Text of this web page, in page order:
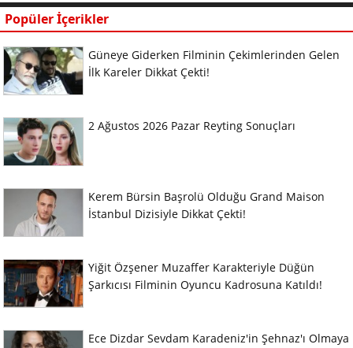
Popüler İçerikler
Güneye Giderken Filminin Çekimlerinden Gelen
İlk Kareler Dikkat Çekti!
2 Ağustos 2026 Pazar Reyting Sonuçları
Kerem Bürsin Başrolü Olduğu Grand Maison
İstanbul Dizisiyle Dikkat Çekti!
Yiğit Özşener Muzaffer Karakteriyle Düğün
Şarkıcısı Filminin Oyuncu Kadrosuna Katıldı!
Ece Dizdar Sevdam Karadeniz'in Şehnaz'ı Olmaya